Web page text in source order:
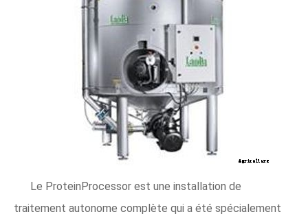
Le ProteinProcessor est une installation de
traitement autonome complète qui a été spécialement